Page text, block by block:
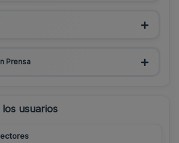
Prensa
usuarios